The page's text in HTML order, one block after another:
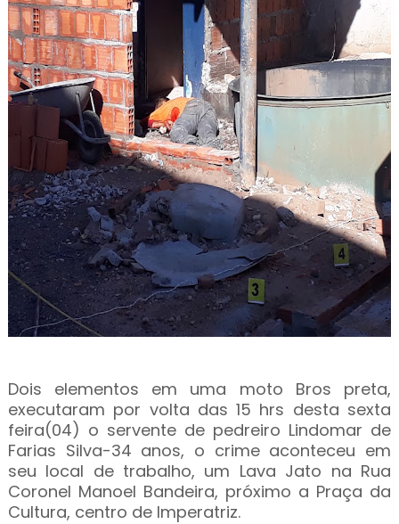
Dois elementos em uma moto Bros preta,
executaram por volta das 15 hrs desta sexta
feira(04) o servente de pedreiro Lindomar de
Farias Silva-34 anos, o crime aconteceu em
seu local de trabalho, um Lava Jato na Rua
Coronel Manoel Bandeira, próximo a Praça da
Cultura, centro de Imperatriz.